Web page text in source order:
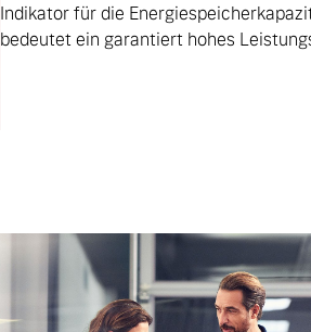
Indikator für die
bedeutet ein garantiert hohes